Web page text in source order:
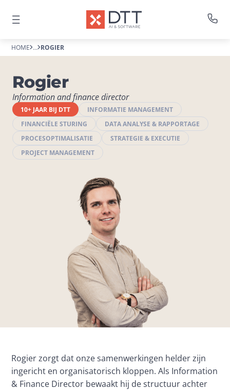
HOME ... ROGIER
Rogier
Information and finance director
10+ JAAR BIJ DTT
INFORMATIE MANAGEMENT
FINANCIËLE STURING
DATA ANALYSE & RAPPORTAGE
PROCESOPTIMALISATIE
STRATEGIE & EXECUTIE
PROJECT MANAGEMENT
Rogier zorgt dat onze samenwerkingen helder zijn
ingericht en organisatorisch kloppen. Als Information
& Finance Director bewaakt hij de structuur achter